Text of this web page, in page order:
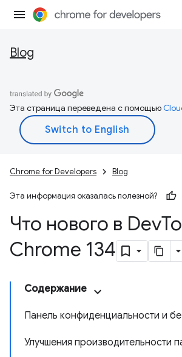
Blog
Эта страница переведена с помощью
Chrome for Developers Blog
Эта информация оказалась полезной?
Что нового в Dev
Chrome 134
Содержание
Панель конфиденциальности и
Улучшения производительности